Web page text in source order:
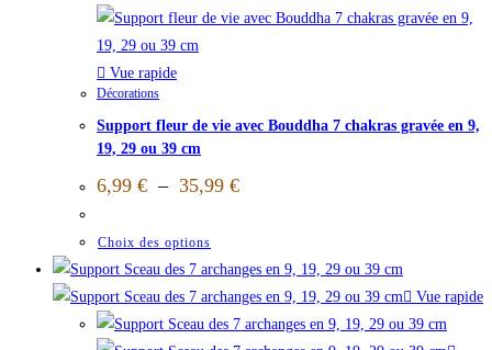
Vue rapide
Décorations
Support fleur de vie avec Bouddha 7 chakras gravée en 9,
19, 29 ou 39 cm
6,99 € – 35,99 €
Choix des options
Vue rapide